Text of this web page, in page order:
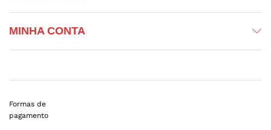
MINHA CONTA
Formas de
pagamento